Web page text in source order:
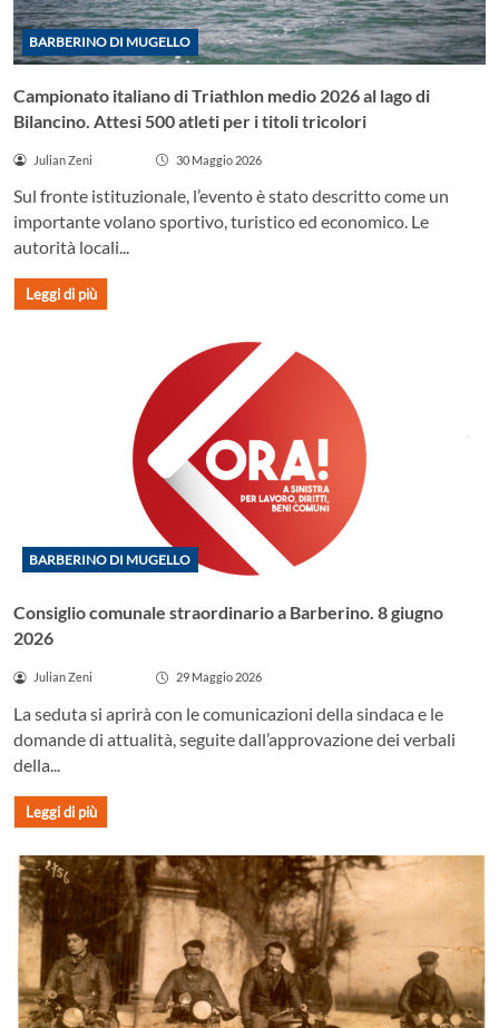
BARBERINO DI MUGELLO
Campionato italiano di Triathlon medio 2026 al lago di
Bilancino. Attesi 500 atleti per i titoli tricolori
Julian Zeni 30 Maggio 2026
Sul fronte istituzionale, l’evento è stato descritto come un
importante volano sportivo, turistico ed economico. Le
autorità locali...
Leggi di più
BARBERINO DI MUGELLO
Consiglio comunale straordinario a Barberino. 8 giugno
2026
Julian Zeni 29 Maggio 2026
La seduta si aprirà con le comunicazioni della sindaca e le
domande di attualità, seguite dall’approvazione dei verbali
della...
Leggi di più